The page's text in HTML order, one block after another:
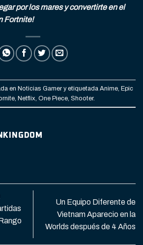
por los mares y convertirte en el
Fortnite!
en Noticias Gamery etiquetada Anime, Epic
, Netflix, One Piece, Shooter.
Un Equipo Diferente de
Vietnam Aparecio en la
Worlds después de 4 Años